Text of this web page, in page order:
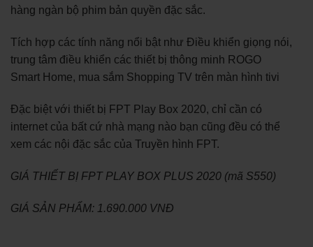
hàng ngàn bộ phim bản quyền đặc sắc.
Tích hợp các tính năng nổi bật như Điều khiển giọng nói,
trung tâm điều khiển các thiết bị thông minh ROGO
Smart Home, mua sắm Shopping TV trên màn hình tivi
Đặc biệt với thiết bị FPT Play Box 2020, chỉ cần có
internet của bất cứ nhà mạng nào bạn cũng đều có thể
xem các nội đặc sắc của Truyền hình FPT.
GIÁ THIẾT BỊ FPT PLAY BOX PLUS 2020 (mã S550)
GIÁ SẢN PHẨM: 1.690.000 VNĐ